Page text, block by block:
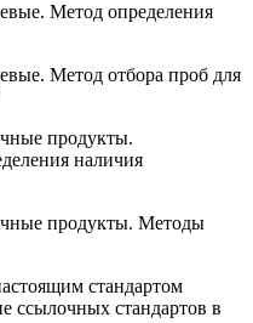
Метод определения
Метод отбора проб для
продукты.
наличия
продукты. Методы
стандартом
ссылочных стандартов в